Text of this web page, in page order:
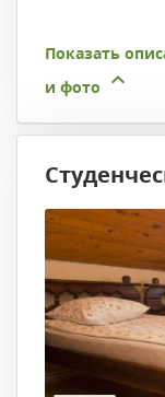
Показать
и фото